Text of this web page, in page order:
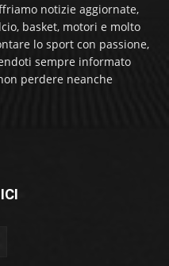
notizie aggiornate,
basket, motori e molto
lo sport con passione,
sempre informato
perdere neanche